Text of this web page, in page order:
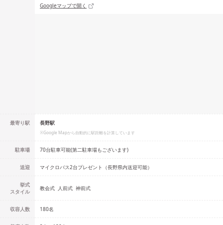
Googleマップで開く
最寄り駅 長野駅
※Google Mapから自動的に駅距離を計算しています
駐車場 70台駐車可能(第二駐車場もございます)
送迎 マイクロバス2台プレゼント（長野県内送迎可能）
挙式
スタイル
教会式 人前式 神前式
収容人数 180名